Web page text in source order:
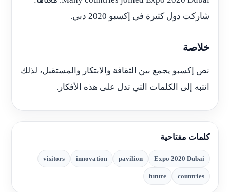
شاركت دول كثيرة في إكسبو 2020 دبي.
خلاصة
نص إكسبو يجمع بين الثقافة والابتكار والمستقبل، لذلك
انتبه إلى الكلمات التي تدل على هذه الأفكار.
كلمات مفتاحية
Expo 2020 Dubai
pavilion
innovation
visitors
countries
future